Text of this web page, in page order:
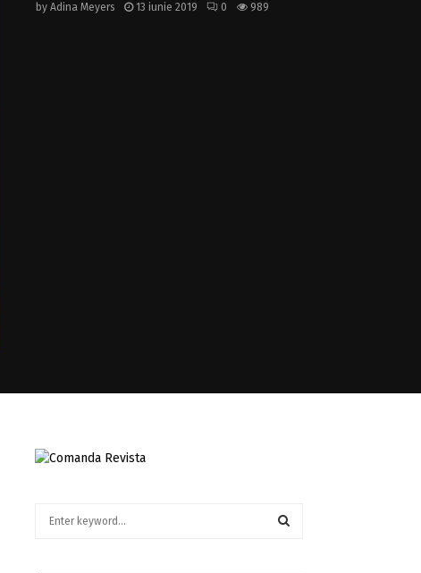
by Adina Meyers 13 iunie 2019 0 989